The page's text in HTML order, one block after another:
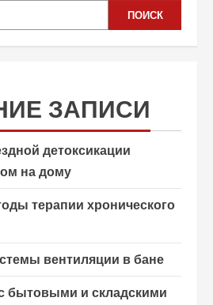
ПОИСК
ЗАПИСИ
детоксикации
на дому
терапии хронического
вентиляции в бане
бытовыми и складскими